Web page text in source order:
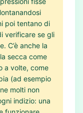
poi tentano di
verificare se gli
C’è anche la
secca come
a volte, come
(ad esempio
molti non
indizio: una